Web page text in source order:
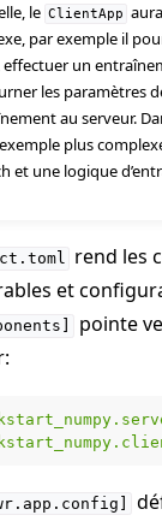
le ClientApp
par exemple il
effectuer un
les paramètres
au serveur.
plus
et une logique
rend les
et
pointe